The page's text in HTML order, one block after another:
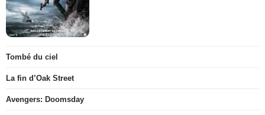
Tombé du ciel
La fin d’Oak Street
Avengers: Doomsday